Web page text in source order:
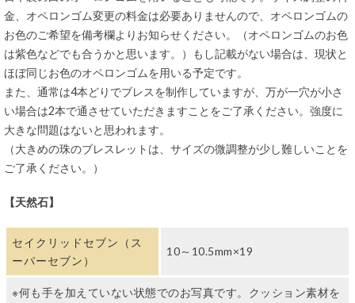
金、オペロンゴム変更の料金は必要ありませんので、オペロンゴムの
お色のご希望を備考欄よりお知らせください。（オペロンゴムのお色
は紫色などでも合うかと思います。）もし記載がない場合は、現状と
ほぼ同じお色のオペロンゴムを用いる予定です。
また、通常は4本どりでブレスを制作していますが、万が一穴が小さ
い場合は2本で通させていただきますことをご了承ください。強度に
大きな問題はないと思われます。
（大きめの珠のブレスレットは、サイズの微調整が少し難しいことを
ご了承ください。）
【天然石】
セイクリッドセブン（ス
ーパーセブン）
10～10.5mm×19
※何も手を加えていない状態でのお写真です。クッション素材を